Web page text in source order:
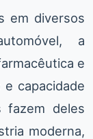
em diversos
a
e
capacidade
fazem deles
moderna,